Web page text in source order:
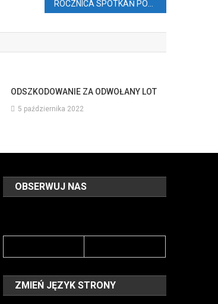
ODSZKODOWANIE ZA ODWOŁANY LOT
5 października 2022
OBSERWUJ NAS
ZMIEŃ JĘZYK STRONY